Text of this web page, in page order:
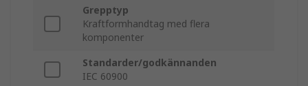
Grepptyp
Kraftformhandtag med flera
komponenter
Standarder/godkännanden
IEC 60900